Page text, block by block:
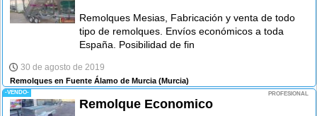
Remolques Mesias, Fabricación y venta de todo
tipo de remolques. Envíos económicos a toda
España. Posibilidad de fin
30 de agosto de 2019
Remolques en Fuente Álamo de Murcia (Murcia)
-VENDO- PROFESIONAL
Remolque Economico